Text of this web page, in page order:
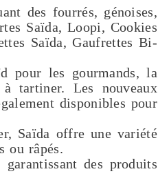
des fourrés, génoises,
Saïda, Loopi, Cookies
Saïda, Gaufrettes Bi-
pour les gourmands, la
tartiner. Les nouveaux
disponibles pour
Saïda offre une variété
ou râpés.
des produits